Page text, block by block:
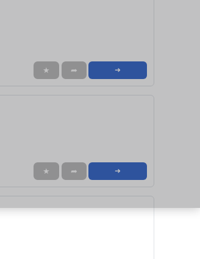
★ ➦ ➜
★ ➦ ➜